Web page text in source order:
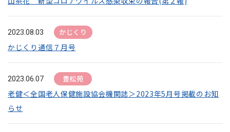
2023.08.03 かじくり
かじくり通信７月号
2023.06.07 豊松苑
老健＜全国老人保健施設協会機関誌＞2023年5月号掲載のお知
らせ